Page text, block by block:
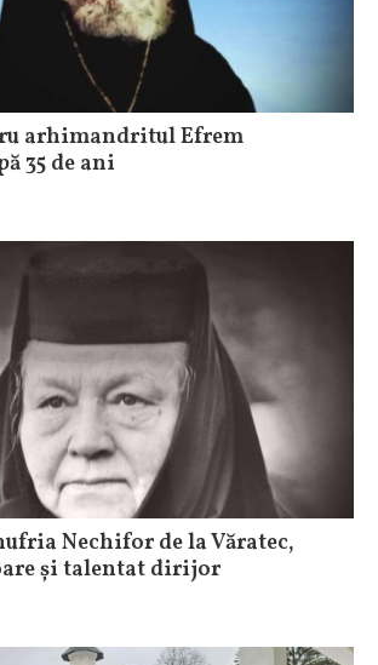
arhimandritul Efrem
35 de ani
Nechifor de la Văratec,
și talentat dirijor